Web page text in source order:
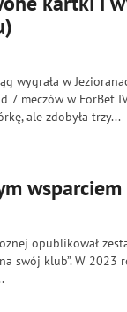
wygrała w
meczów w ForBet
ale zdobyła trzy...
opublikował
swój klub”. W 2023